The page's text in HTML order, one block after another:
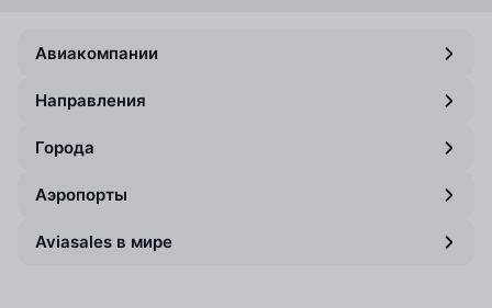
Авиакомпании
Направления
Города
Аэропорты
Aviasales в мире